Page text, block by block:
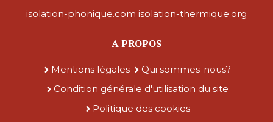
isolation-phonique.com isolation-thermique.org
A PROPOS
Mentions légales
Qui sommes-nous?
Condition générale d'utilisation du site
Politique des cookies